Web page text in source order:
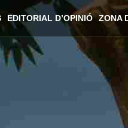
EDITORIAL D’OPINIÓ ZONA